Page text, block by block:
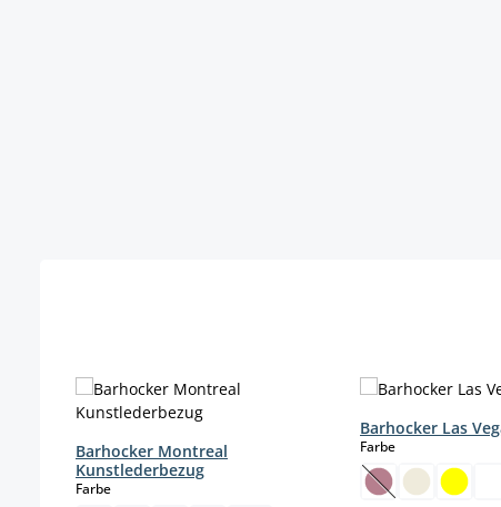
Barhocker Montreal
Kunstlederbezug
Farbeauswählen
Barhocker Las
Farbeauswählen
(Diese Option